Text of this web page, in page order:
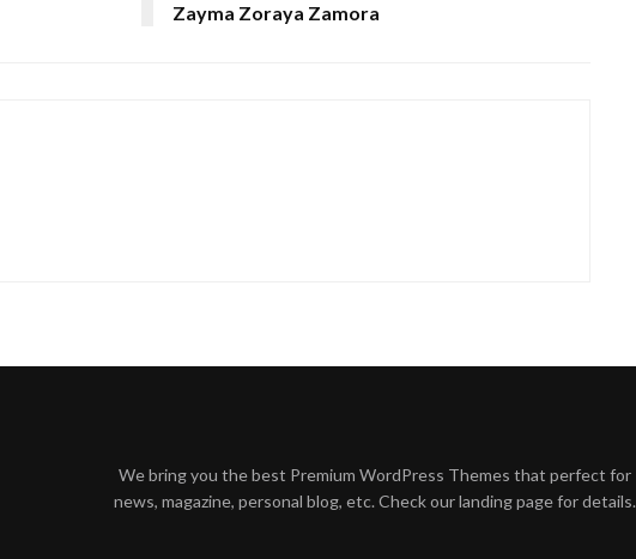
Zayma Zoraya Zamora
We bring you the best Premium WordPress Themes that perfect for
news, magazine, personal blog, etc. Check our landing page for details.